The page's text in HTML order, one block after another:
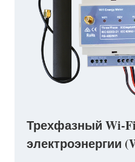
Трехфазный Wi-
электроэнергии